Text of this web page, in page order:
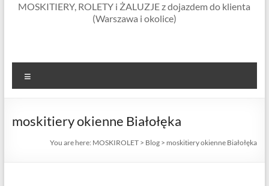
okienne |
ramkowe i
drzwiowe
MOSKITIERY, ROLETY i ŻALUZJE z dojazdem do klienta
(Warszawa i okolice)
moskitiery okienne Białołęka
You are here: MOSKIROLET > Blog > moskitiery okienne Białołęka